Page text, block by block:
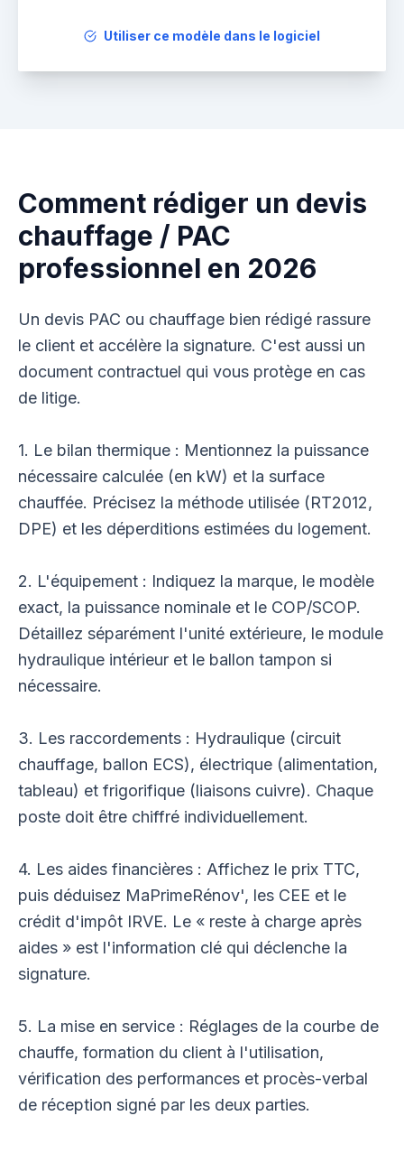
Utiliser ce modèle dans le logiciel
Comment rédiger un devis
chauffage / PAC
professionnel en 2026
Un devis PAC ou chauffage bien rédigé rassure
le client et accélère la signature. C'est aussi un
document contractuel qui vous protège en cas
de litige.
1. Le bilan thermique : Mentionnez la puissance
nécessaire calculée (en kW) et la surface
chauffée. Précisez la méthode utilisée (RT2012,
DPE) et les déperditions estimées du logement.
2. L'équipement : Indiquez la marque, le modèle
exact, la puissance nominale et le COP/SCOP.
Détaillez séparément l'unité extérieure, le module
hydraulique intérieur et le ballon tampon si
nécessaire.
3. Les raccordements : Hydraulique (circuit
chauffage, ballon ECS), électrique (alimentation,
tableau) et frigorifique (liaisons cuivre). Chaque
poste doit être chiffré individuellement.
4. Les aides financières : Affichez le prix TTC,
puis déduisez MaPrimeRénov', les CEE et le
crédit d'impôt IRVE. Le « reste à charge après
aides » est l'information clé qui déclenche la
signature.
5. La mise en service : Réglages de la courbe de
chauffe, formation du client à l'utilisation,
vérification des performances et procès-verbal
de réception signé par les deux parties.